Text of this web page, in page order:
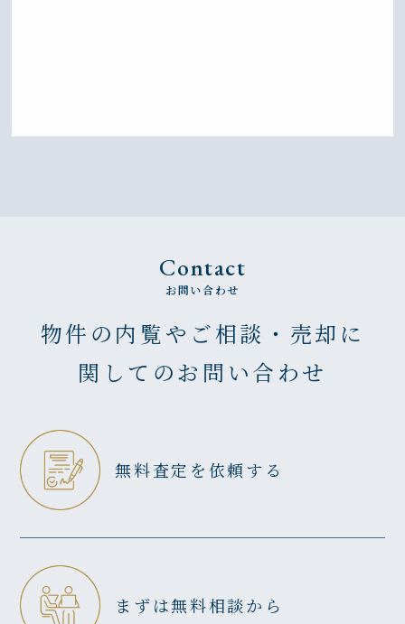
Contact
お問い合わせ
物件の内覧やご相談・売却に
関してのお問い合わせ
無料査定を依頼する
まずは無料相談から